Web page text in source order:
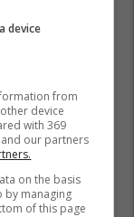
device
from
device
with 369
our partners
on the basis
by managing
of this page